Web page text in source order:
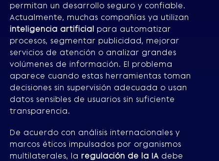
permitan un desarrollo seguro y confiable.
Actualmente, muchas compañías ya utilizan
inteligencia artificial para automatizar
procesos, segmentar publicidad, mejorar
servicios de atención o analizar grandes
volúmenes de información. El problema
aparece cuando estas herramientas toman
decisiones sin supervisión adecuada o usan
datos sensibles de usuarios sin suficiente
transparencia.
De acuerdo con análisis internacionales y
marcos éticos impulsados por organismos
multilaterales, la regulación de la IA debe